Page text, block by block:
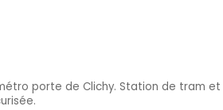
porte de Clichy. Station de tram et